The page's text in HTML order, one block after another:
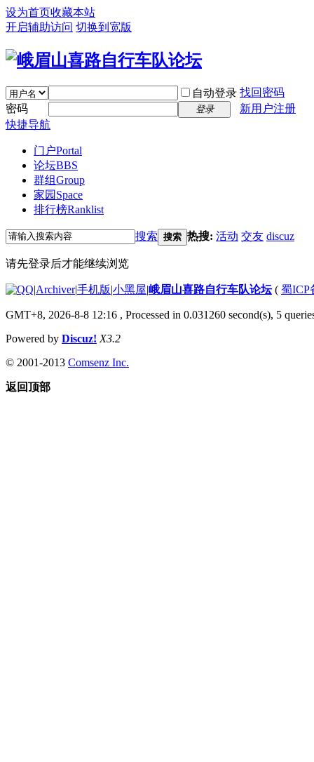
设为首页收藏本站
开启辅助访问 切换到宽版
自动登录 找回密码
密码
登录
新用户注册
快捷导航
门户Portal
论坛BBS
群组Group
家园 Space
排行榜Ranklist
搜索 搜索 热搜: 活动 交友 discuz
请先登录后才能继续浏览
|Archiver|手机版|小黑屋|峨眉山喜路自行车队论坛( 蜀ICP
GMT+8, 2026-8-8 12:16 , Processed in 0.031260 second(s), 5
Powered by Discuz! X3.2
© 2001-2013 Comsenz Inc.
返回顶部